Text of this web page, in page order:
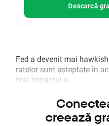
Descarcă
Fed a devenit mai
ratelor sunt așteptate în
mai Impactul a...
creează